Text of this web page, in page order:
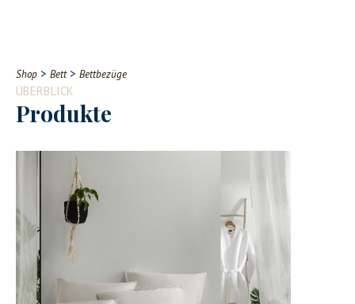
Contact
Shop > Bett> Bettbezüge
ÜBERBLICK
Produkte